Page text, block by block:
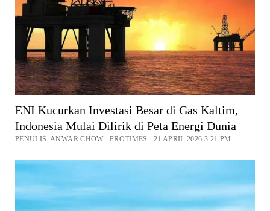
ENI Kucurkan Investasi Besar di Gas Kaltim,
Indonesia Mulai Dilirik di Peta Energi Dunia
PENULIS: ANWAR CHOW PROTIMES 21 APRIL 2026 3:21 PM